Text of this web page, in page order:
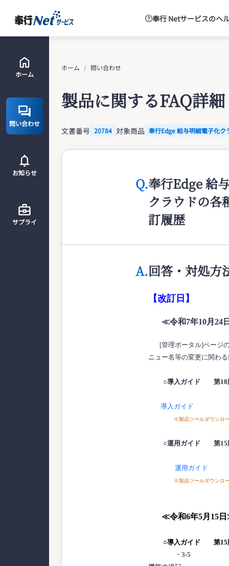
奉行 Netサービスのヘ
ホーム
問い合わせ
お知らせ
サプライ
ホーム 問い合わせ
製品に関するFAQ詳細
文書番号 20784 対象商品 奉行Edge 給与明細電子化ク
Q.奉行Edge 給
クラウドの各
訂履歴
A.回答・対処方
【改訂日】
≪令和7年10月24
[管理ポータル]ページ
ニュー名等の変更に関わ
○導入ガイド 第18
導入ガイド
※製品ツールダウンロ
○運用ガイド 第15
運用ガイド
※製品ツールダウンロ
≪令和6年5月15
○導入ガイド 第15
・3-5 特別徴